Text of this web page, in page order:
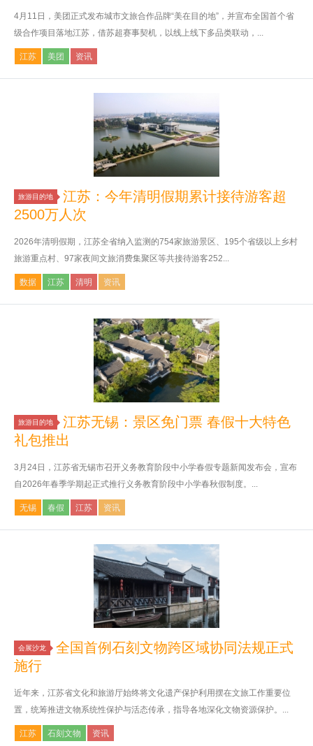
4月11日，美团正式发布城市文旅合作品牌“美在目的地”，并宣布全国首个省
级合作项目落地江苏，借苏超赛事契机，以线上线下多品类联动，...
江苏 美团 资讯
旅游目的地
江苏：今年清明假期累计接待游客超
2500万人次
2026年清明假期，江苏全省纳入监测的754家旅游景区、195个省级以上乡村
旅游重点村、97家夜间文旅消费集聚区等共接待游客252...
数据 江苏 清明 资讯
旅游目的地
江苏无锡：景区免门票 春假十大特色
礼包推出
3月24日，江苏省无锡市召开义务教育阶段中小学春假专题新闻发布会，宣布
自2026年春季学期起正式推行义务教育阶段中小学春秋假制度。...
无锡 春假 江苏 资讯
会展沙龙
全国首例石刻文物跨区域协同法规正式
施行
近年来，江苏省文化和旅游厅始终将文化遗产保护利用摆在文旅工作重要位
置，统筹推进文物系统性保护与活态传承，指导各地深化文物资源保护。...
江苏 石刻文物 资讯